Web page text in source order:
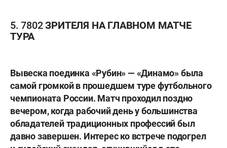
5. 7802 ЗРИТЕЛЯ НА ГЛАВНОМ МАТЧЕ
ТУРА
Вывеска поединка «Рубин» — «Динамо» была
самой громкой в прошедшем туре футбольного
чемпионата России. Матч проходил поздно
вечером, когда рабочий день у большинства
обладателей традиционных профессий был
давно завершен. Интерес ко встрече подогрел